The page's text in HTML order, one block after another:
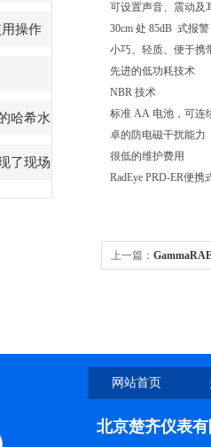
操作
哈希水
了现场
检测
可设置声音、震动及
30cm 处
小巧、轻质、便于携
先进的低功耗技术
NBR 技术
标准 AA 电池，可连
卓的防电磁干扰
很低的维护费用
RadEye PRD-ER便携
上一篇：
网站首页
北京楚齐仪表有